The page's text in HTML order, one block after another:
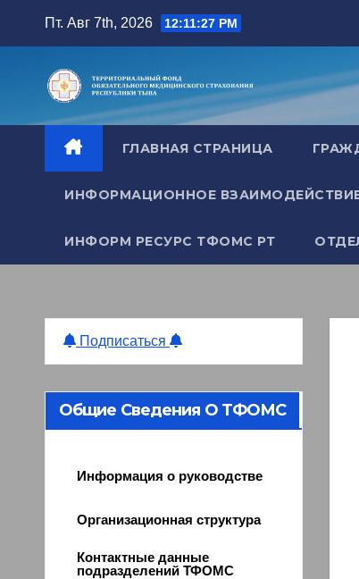
содержимому
Пт. Авг 7th, 2026 12:11:29 PM
ГЛАВНАЯ СТРАНИЦА
ИНФОРМАЦИОННОЕ
ИНФОРМ РЕСУРС ТФОМС РТ
Подписаться
Общие Сведения О ТФОМС
Информация о руководстве
Организационная структура
Контактные данные
подразделений ТФОМС